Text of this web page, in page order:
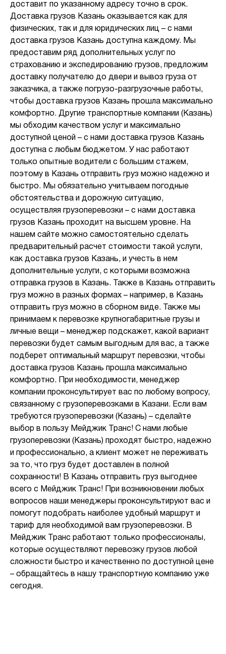
доставит по указанному адресу точно в срок.
Доставка грузов Казань оказывается как для
физических, так и для юридических лиц – с нами
доставка грузов Казань доступна каждому. Мы
предоставим ряд дополнительных услуг по
страхованию и экспедированию грузов, предложим
доставку получателю до двери и вывоз груза от
заказчика, а также погрузо-разгрузочные работы,
чтобы доставка грузов Казань прошла максимально
комфортно. Другие транспортные компании (Казань)
мы обходим качеством услуг и максимально
доступной ценой – с нами доставка грузов Казань
доступна с любым бюджетом. У нас работают
только опытные водители с большим стажем,
поэтому в Казань отправить груз можно надежно и
быстро. Мы обязательно учитываем погодные
обстоятельства и дорожную ситуацию,
осуществляя грузоперевозки – с нами доставка
грузов Казань проходит на высшем уровне. На
нашем сайте можно самостоятельно сделать
предварительный расчет стоимости такой услуги,
как доставка грузов Казань, и учесть в нем
дополнительные услуги, с которыми возможна
отправка грузов в Казань. Также в Казань отправить
груз можно в разных формах – например, в Казань
отправить груз можно в сборном виде. Также мы
принимаем к перевозке крупногабаритные грузы и
личные вещи – менеджер подскажет, какой вариант
перевозки будет самым выгодным для вас, а также
подберет оптимальный маршрут перевозки, чтобы
доставка грузов Казань прошла максимально
комфортно. При необходимости, менеджер
компании проконсультирует вас по любому вопросу,
связанному с грузоперевозками в Казани. Если вам
требуются грузоперевозки (Казань) – сделайте
выбор в пользу Мейджик Транс! С нами любые
грузоперевозки (Казань) проходят быстро, надежно
и профессионально, а клиент может не переживать
за то, что груз будет доставлен в полной
сохранности! В Казань отправить груз выгоднее
всего с Мейджик Транс! При возникновении любых
вопросов наши менеджеры проконсультируют вас и
помогут подобрать наиболее удобный маршрут и
тариф для необходимой вам грузоперевозки. В
Мейджик Транс работают только профессионалы,
которые осуществляют перевозку грузов любой
сложности быстро и качественно по доступной цене
– обращайтесь в нашу транспортную компанию уже
сегодня.